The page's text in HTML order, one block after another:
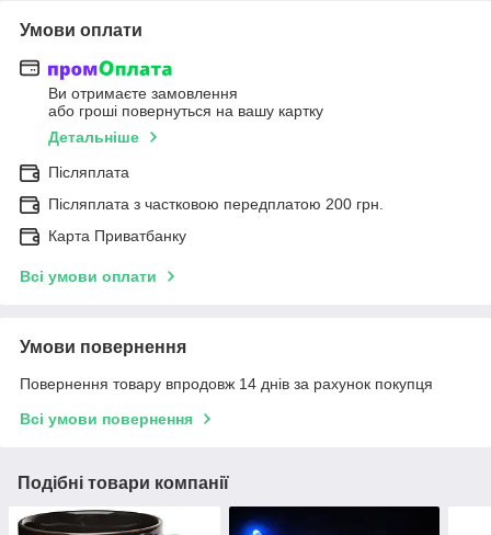
Умови оплати
Ви отримаєте замовлення
або гроші повернуться на вашу картку
Детальніше
Післяплата
Післяплата з частковою передплатою 200 грн.
Карта Приватбанку
Всі умови оплати
Умови повернення
Повернення товару впродовж 14 днів за рахунок покупця
Всі умови повернення
Подібні товари компанії